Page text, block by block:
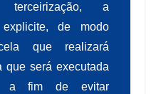
a
explicite, de modo
que realizará
que será executada
a fim de evitar